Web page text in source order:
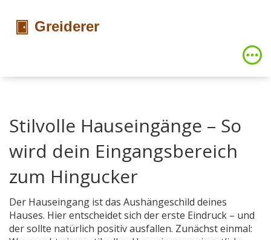
Stilvolle Hauseingänge – So
wird dein Eingangsbereich
zum Hingucker
Der Hauseingang ist das Aushängeschild deines
Hauses. Hier entscheidet sich der erste Eindruck – und
der sollte natürlich positiv ausfallen. Zunächst einmal: